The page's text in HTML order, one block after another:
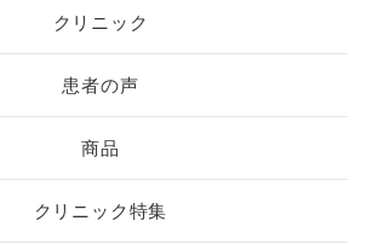
クリニック
患者の声
商品
クリニック特集